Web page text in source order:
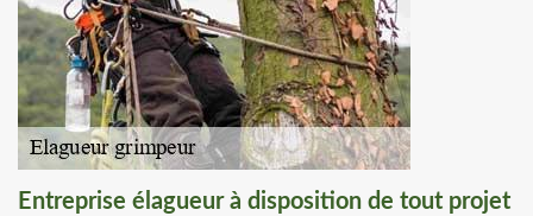
Entreprise élagueur à disposition de tout projet